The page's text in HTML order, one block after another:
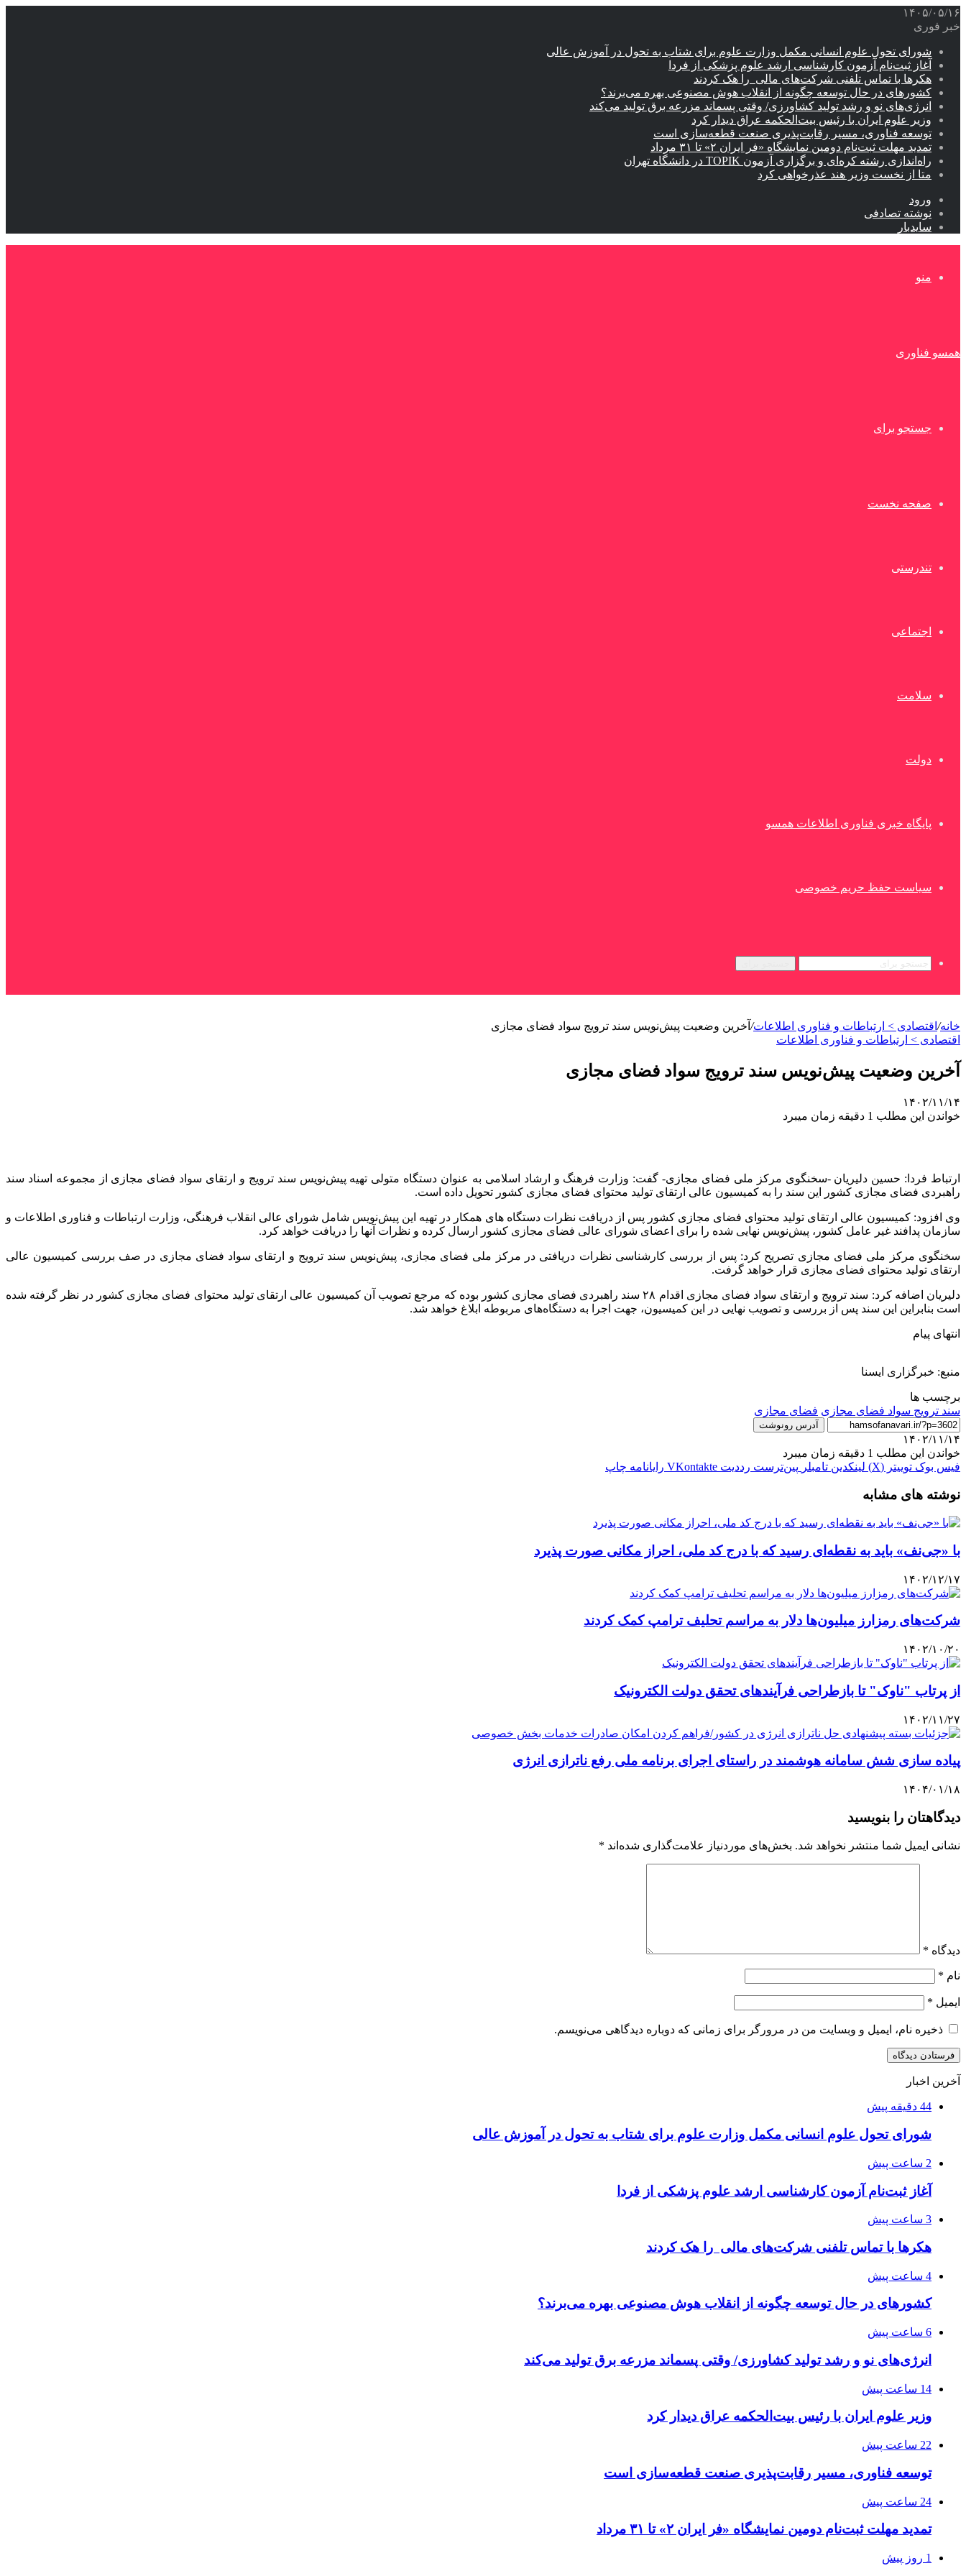
۱۴۰۵/۰۵/۱۶
خبر فوری
شورای تحول علوم انسانی مکمل وزارت علوم برای شتاب به تحول در آموزش عالی
آغاز ثبت‌نام‌ آزمون کارشناسی ارشد علوم پزشکی از فردا
هکرها با تماس تلفنی شرکت‌های مالی را هک کردند
کشورهای در حال توسعه چگونه از انقلاب هوش مصنوعی بهره می‌برند؟
انرژی‌های نو و رشد تولید کشاورزی/ وقتی پسماند مزرعه‌ برق تولید می‌کند
وزیر علوم ایران با رئیس بیت‌الحکمه عراق دیدار کرد
توسعه فناوری، مسیر رقابت‌پذیری صنعت قطعه‌سازی است
تمدید مهلت ثبت‌نام دومین نمایشگاه «فر ایران ۲» تا ۳۱ مرداد
راه‌اندازی رشته کره‌ای و برگزاری آزمون TOPIK در دانشگاه تهران
متا از نخست وزیر هند عذرخواهی کرد
ورود
نوشته تصادفی
سایدبار
منو
همسو فناوری
جستجو برای
صفحه نخست
تندرستی
اجتماعی
سلامت
دولت
پایگاه خبری فناوری اطلاعات همسو
سیاست حفظ حریم خصوصی
خانه/ اقتصادی > ارتباطات و فناوری اطلاعات/ آخرین وضعیت پیش‌نویس سند ترویج سواد فضای مجازی
اقتصادی > ارتباطات و فناوری اطلاعات
آخرین وضعیت پیش‌نویس سند ترویج سواد فضای مجازی
۱۴۰۲/۱۱/۱۴
خواندن این مطلب 1 دقیقه زمان میبرد
ارتباط فردا: حسین دلیریان -سخنگوی مرکز ملی فضای مجازی- گفت: وزارت فرهنگ و ارشاد اسلامی به عنوان دستگاه متولی تهیه پیش‌نویس سند ترویج و ارتقای سواد فضای مجازی از مجموعه اسناد سند
راهبردی فضای مجازی کشور این سند را به کمیسیون عالی ارتقای تولید محتوای فضای مجازی کشور تحویل داده است.
وی افزود: کمیسیون عالی ارتقای تولید محتوای فضای مجازی کشور پس از دریافت نظرات دستگاه های همکار در تهیه این پیش‌نویس شامل شورای عالی انقلاب فرهنگی، وزارت ارتباطات و فناوری اطلاعات و
سازمان پدافند غیر عامل کشور، پیش‌نویس نهایی شده را برای اعضای شورای عالی فضای مجازی کشور ارسال کرده و نظرات آنها را دریافت خواهد کرد.
سخنگوی مرکز ملی فضای مجازی تصریح کرد: پس از بررسی کارشناسی نظرات دریافتی در مرکز ملی فضای مجازی، پیش‌نویس سند ترویج و ارتقای سواد فضای مجازی در صف بررسی کمیسیون عالی
ارتقای تولید محتوای فضای مجازی قرار خواهد گرفت.
دلیریان اضافه کرد: سند ترویج و ارتقای سواد فضای مجازی اقدام ۲۸ سند راهبردی فضای مجازی کشور بوده که مرجع تصویب آن کمیسیون عالی ارتقای تولید محتوای فضای مجازی کشور در نظر گرفته شده
است بنابراین این سند پس از بررسی و تصویب نهایی در این کمیسیون، جهت اجرا به دستگاه‌های مربوطه ابلاغ خواهد شد.
انتهای پیام
منبع: خبرگزاری ایسنا
برچسب ها
سند ترویج سواد فضای مجازی فضای مجازی
آدرس رونوشت
۱۴۰۲/۱۱/۱۴
خواندن این مطلب 1 دقیقه زمان میبرد
فیس بوک توییتر (X) لینکدین ‫تامبلر ‫پین‌ترست ‫رددیت ‫VKontakte رایانامه چاپ
نوشته های مشابه
با «جی‌نف» باید به نقطه‌ای رسید که با درج کد ملی، احراز مکانی صورت پذیرد
۱۴۰۲/۱۲/۱۷
شرکت‌های رمزارز میلیون‌ها دلار به مراسم تحلیف ترامپ کمک کردند
۱۴۰۲/۱۰/۲۰
از پرتاب "ناوک" تا بازطراحی فرآیندهای تحقق دولت الکترونیک
۱۴۰۲/۱۱/۲۷
پیاده سازی شش سامانه هوشمند در راستای اجرای برنامه ملی رفع ناترازی انرژی
۱۴۰۴/۰۱/۱۸
دیدگاهتان را بنویسید
نشانی ایمیل شما منتشر نخواهد شد. بخش‌های موردنیاز علامت‌گذاری شده‌اند *
دیدگاه *
نام *
ایمیل *
ذخیره نام، ایمیل و وبسایت من در مرورگر برای زمانی که دوباره دیدگاهی می‌نویسم.
آخرین اخبار
44 دقیقه پیش
شورای تحول علوم انسانی مکمل وزارت علوم برای شتاب به تحول در آموزش عالی
2 ساعت پیش
آغاز ثبت‌نام‌ آزمون کارشناسی ارشد علوم پزشکی از فردا
3 ساعت پیش
هکرها با تماس تلفنی شرکت‌های مالی را هک کردند
4 ساعت پیش
کشورهای در حال توسعه چگونه از انقلاب هوش مصنوعی بهره می‌برند؟
6 ساعت پیش
انرژی‌های نو و رشد تولید کشاورزی/ وقتی پسماند مزرعه‌ برق تولید می‌کند
14 ساعت پیش
وزیر علوم ایران با رئیس بیت‌الحکمه عراق دیدار کرد
22 ساعت پیش
توسعه فناوری، مسیر رقابت‌پذیری صنعت قطعه‌سازی است
24 ساعت پیش
تمدید مهلت ثبت‌نام دومین نمایشگاه «فر ایران ۲» تا ۳۱ مرداد
1 روز پیش